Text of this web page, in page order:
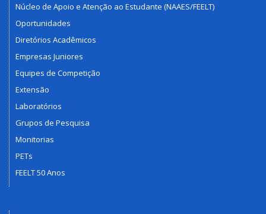
Núcleo de Apoio e Atenção ao Estudante (NAAES/FEELT)
Oportunidades
Diretórios Acadêmicos
Empresas Juniores
Equipes de Competição
Extensão
Laboratórios
Grupos de Pesquisa
Monitorias
PETs
FEELT 50 Anos